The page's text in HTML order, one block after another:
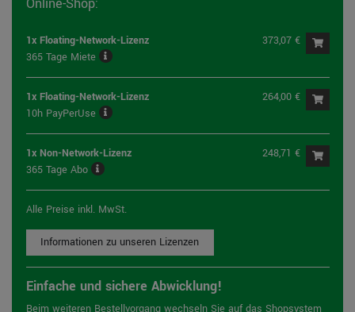
Online-Shop:
1x Floating-Network-Lizenz
365 Tage Miete
373,07 €
1x Floating-Network-Lizenz
10h PayPerUse
264,00 €
1x Non-Network-Lizenz
365 Tage Abo
248,71 €
Alle Preise inkl. MwSt.
Informationen zu unseren Lizenzen
Einfache und sichere Abwicklung!
Beim weiteren Bestellvorgang wechseln Sie auf das Shopsystem